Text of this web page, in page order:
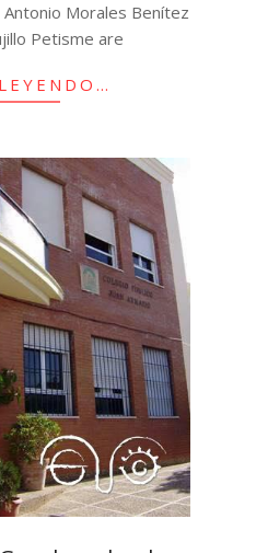
Morales Benítez
Petisme are